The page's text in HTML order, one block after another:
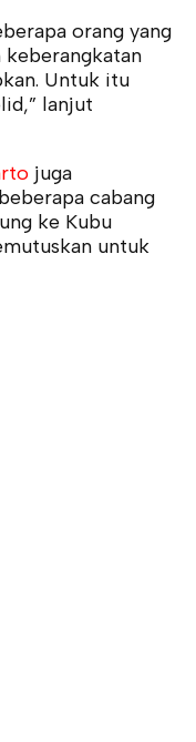
orang yang
keberangkatan
Untuk itu
lanjut
juga
cabang
ke Kubu
untuk